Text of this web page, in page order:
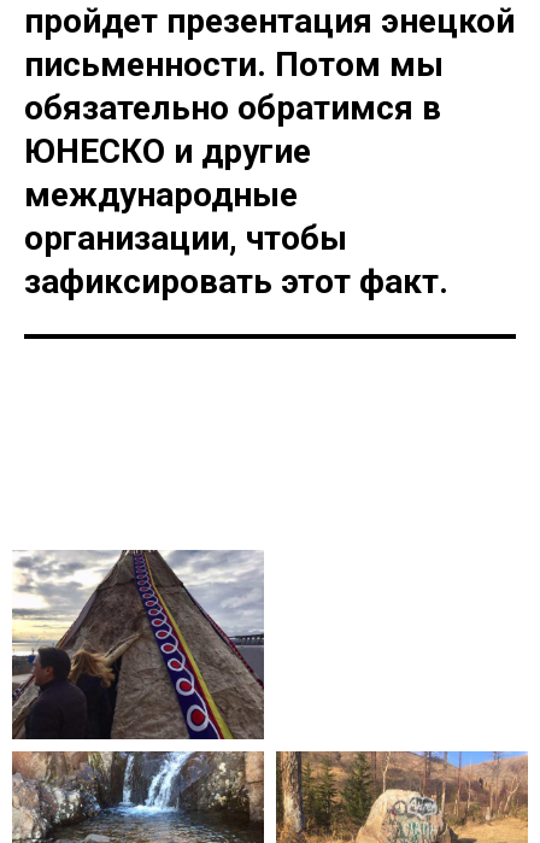
пройдет презентация энецкой
письменности. Потом мы
обязательно обратимся в
ЮНЕСКО и другие
международные
организации, чтобы
зафиксировать этот факт.